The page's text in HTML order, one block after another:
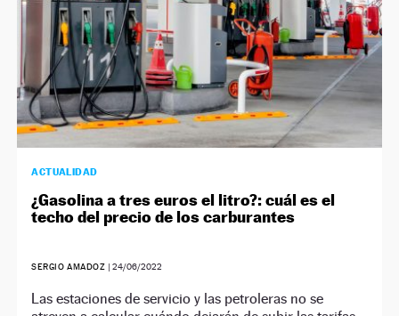
ACTUALIDAD
¿Gasolina a tres euros el litro?: cuál es el
techo del precio de los carburantes
SERGIO AMADOZ | 24/06/2022
Las estaciones de servicio y las petroleras no se